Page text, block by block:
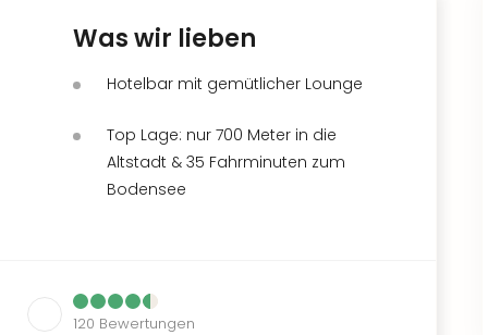
Was wir lieben
Hotelbar mit gemütlicher Lounge
Top Lage: nur 700 Meter in die
Altstadt & 35 Fahrminuten zum
Bodensee
120 Bewertungen